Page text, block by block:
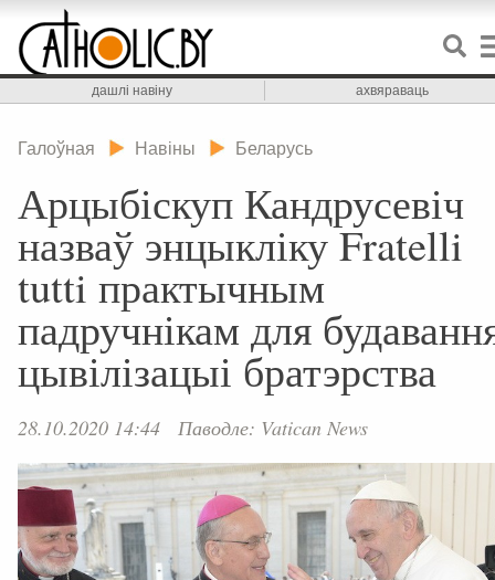
дашлі навіну ахвяраваць
Галоўная Навіны Беларусь
Арцыбіскуп Кандрусевіч
назваў энцыкліку Fratelli
tutti практычным
падручнікам для
цывілізацыі братэрства
28.10.2020 14:44 Паводле: Vatican News